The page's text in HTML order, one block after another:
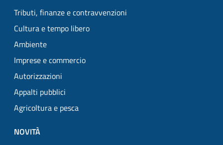
Tributi, finanze e contravvenzioni
Cultura e tempo libero
Ambiente
Imprese e commercio
Autorizzazioni
Appalti pubblici
Agricoltura e pesca
NOVITÀ